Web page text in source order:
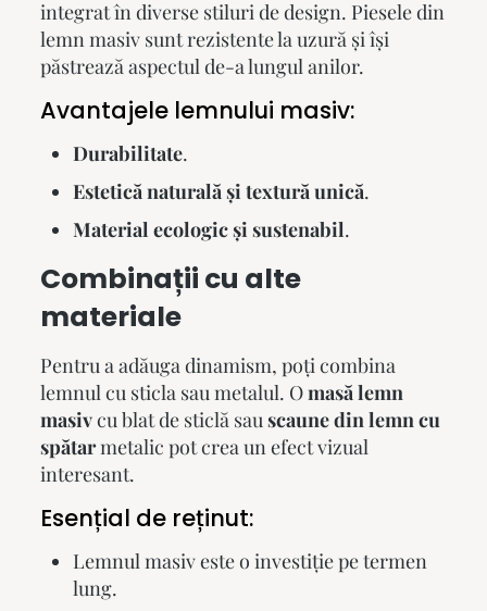
integrat în diverse stiluri de design. Piesele din
lemn masiv sunt rezistente la uzură și își
păstrează aspectul de-a lungul anilor.
Avantajele lemnului masiv:
Durabilitate.
Estetică naturală și textură unică.
Material ecologic și sustenabil.
Combinații cu alte
materiale
Pentru a adăuga dinamism, poți combina
lemnul cu sticla sau metalul. Omasă lemn
masivcu blat de sticlă sauscaune din lemn cu
spătarmetalic pot crea un efect vizual
interesant.
Esențial de reținut:
Lemnul masiv este o investiție pe termen
lung.